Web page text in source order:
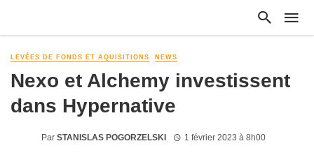
LEVÉES DE FONDS ET AQUISITIONS NEWS
Nexo et Alchemy investissent
dans Hypernative
Par STANISLAS POGORZELSKI 1 février 2023 à 8h00